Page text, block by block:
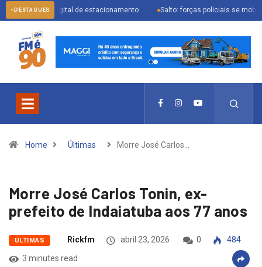
DESTAQUES
digital de estacionamento Salto: forças policiais se mobilizam para
Home Últimas Morre José Carlos…
Morre José Carlos Tonin, ex-
prefeito de Indaiatuba aos 77 anos
ÚLTIMAS Rickfm abril 23, 2026 0
484
3 minutes read